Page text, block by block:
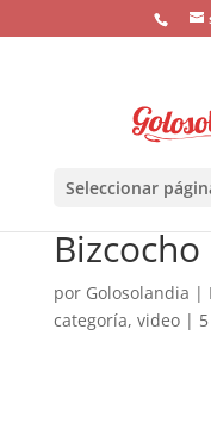
Seleccionar
por Golosolandia |
categoría, video|